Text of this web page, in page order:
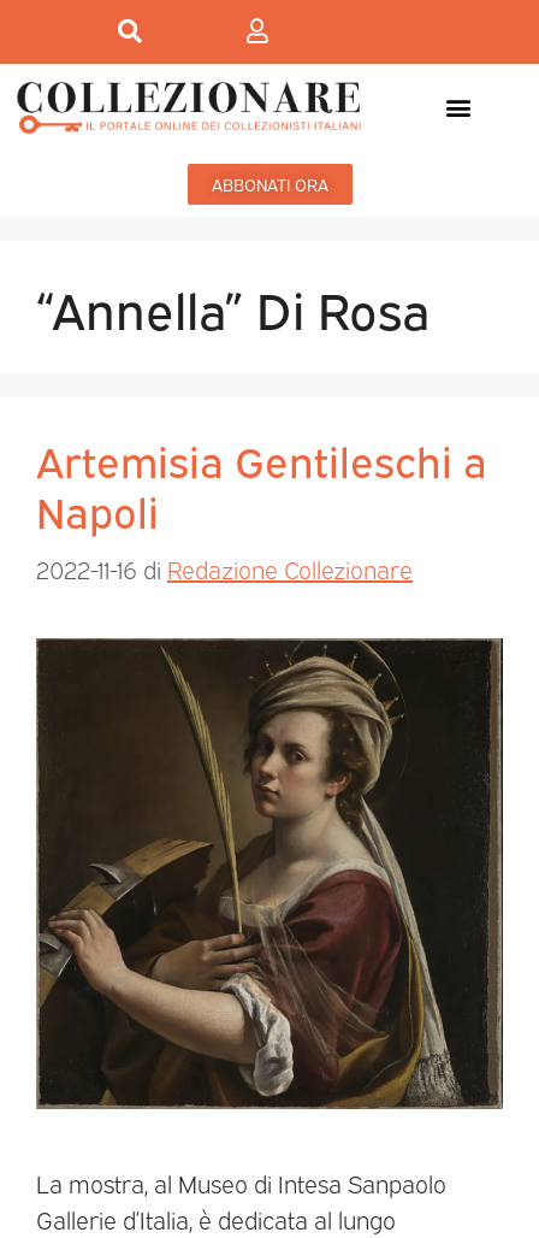
ABBONATI ORA
“Annella” Di Rosa
Artemisia Gentileschi a
Napoli
2022-11-16 di Redazione Collezionare
La mostra, al Museo di Intesa Sanpaolo
Gallerie d’Italia, è dedicata al lungo